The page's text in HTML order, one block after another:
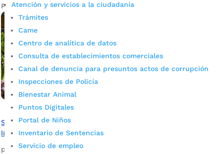
Atención y servicios a la ciudadanía
Trámites
Came
Centro de analítica de datos
Consulta de establecimientos comerciales
Canal de denuncia para presuntos actos de corrupción
Inspecciones de Policía
Bienestar Animal
Puntos Digitales
Portal de Niños
Inventario de Sentencias
Servicio de empleo
Plan […]
Solicite alivios en créditos de Banca Ciudadana o nuevas
líneas de crédito a través de la página web del IMEBU
por Alcaldía de Bucaramanga